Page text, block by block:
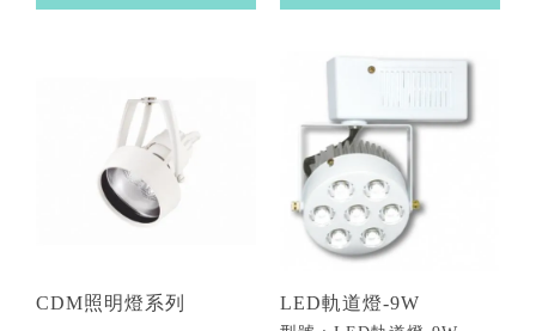
CDM照明燈系列 LED軌道燈-9W